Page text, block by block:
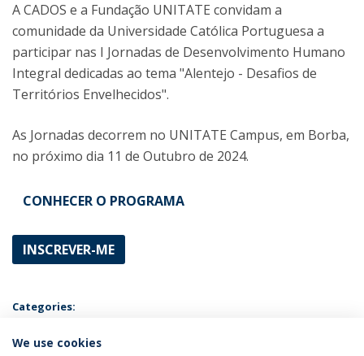
A CADOS e a Fundação UNITATE convidam a
comunidade da Universidade Católica Portuguesa a
participar nas I Jornadas de Desenvolvimento Humano
Integral dedicadas ao tema "Alentejo - Desafios de
Territórios Envelhecidos".
As Jornadas decorrem no UNITATE Campus, em Borba,
no próximo dia 11 de Outubro de 2024.
CONHECER O PROGRAMA
INSCREVER-ME
Categories:
Pós-Doutoramento em Desenvolvimento Humano Integral
We use cookies